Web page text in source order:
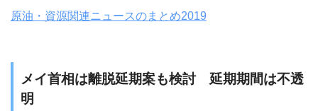
原油・資源関連ニュースのまとめ2019
メイ首相は離脱延期案も検討 延期期間は不透
明